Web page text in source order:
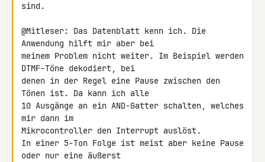
sind.
@Mitleser: Das Datenblatt kenn ich. Die
Anwendung hilft mir aber bei
meinem Problem nicht weiter. Im Beispiel werden
DTMF-Töne dekodiert, bei
denen in der Regel eine Pause zwischen den
Tönen ist. Da kann ich alle
10 Ausgänge an ein AND-Gatter schalten, welches
mir dann im
Mikrocontroller den Interrupt auslöst.
In einer 5-Ton Folge ist meist aber keine Pause
oder nur eine äußerst